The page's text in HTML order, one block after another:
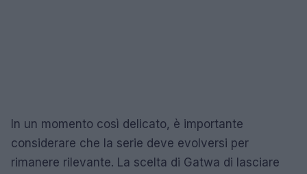
In un momento così delicato, è importante
considerare che la serie deve evolversi per
rimanere rilevante. La scelta di Gatwa di lasciare